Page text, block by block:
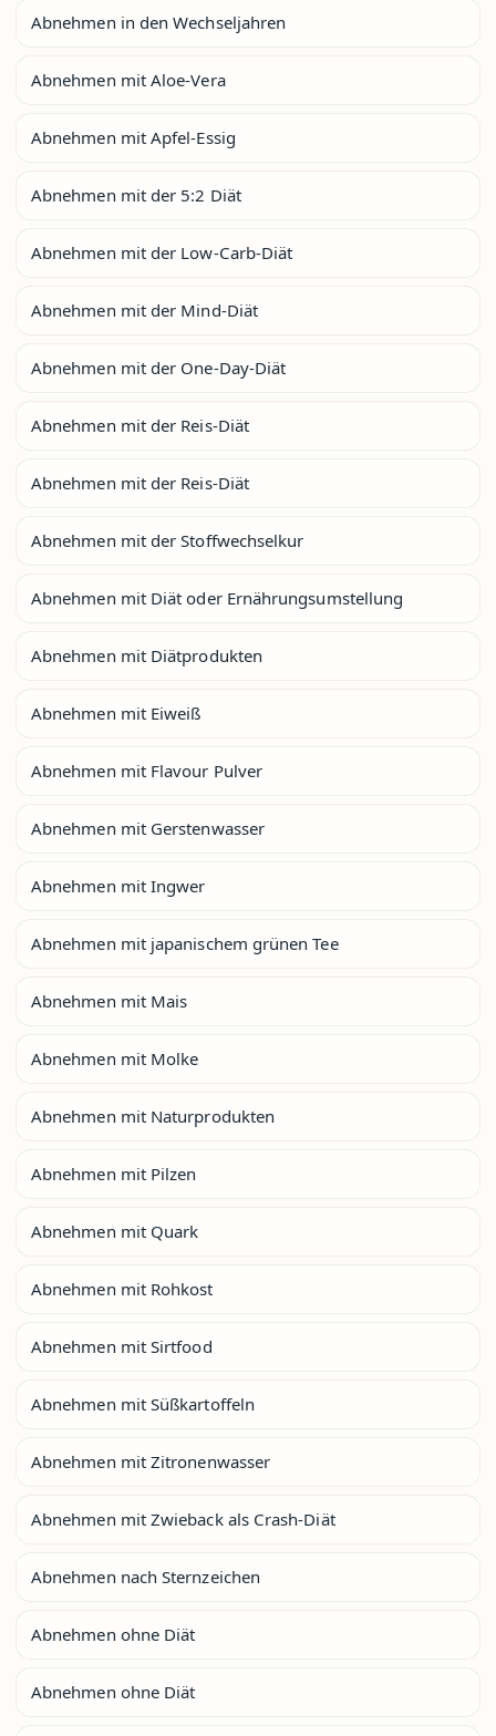
Abnehmen in den Wechseljahren
Abnehmen mit Aloe-Vera
Abnehmen mit Apfel-Essig
Abnehmen mit der 5:2 Diät
Abnehmen mit der Low-Carb-Diät
Abnehmen mit der Mind-Diät
Abnehmen mit der One-Day-Diät
Abnehmen mit der Reis-Diät
Abnehmen mit der Reis-Diät
Abnehmen mit der Stoffwechselkur
Abnehmen mit Diät oder Ernährungsumstellung
Abnehmen mit Diätprodukten
Abnehmen mit Eiweiß
Abnehmen mit Flavour Pulver
Abnehmen mit Gerstenwasser
Abnehmen mit Ingwer
Abnehmen mit japanischem grünen Tee
Abnehmen mit Mais
Abnehmen mit Molke
Abnehmen mit Naturprodukten
Abnehmen mit Pilzen
Abnehmen mit Quark
Abnehmen mit Rohkost
Abnehmen mit Sirtfood
Abnehmen mit Süßkartoffeln
Abnehmen mit Zitronenwasser
Abnehmen mit Zwieback als Crash-Diät
Abnehmen nach Sternzeichen
Abnehmen ohne Diät
Abnehmen ohne Diät